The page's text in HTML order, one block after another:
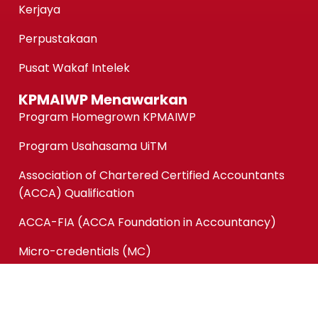
Kerjaya
Perpustakaan
Pusat Wakaf Intelek
KPMAIWP Menawarkan
Program Homegrown KPMAIWP
Program Usahasama UiTM
Association of Chartered Certified Accountants
(ACCA) Qualification
ACCA-FIA (ACCA Foundation in Accountancy)
Micro-credentials (MC)